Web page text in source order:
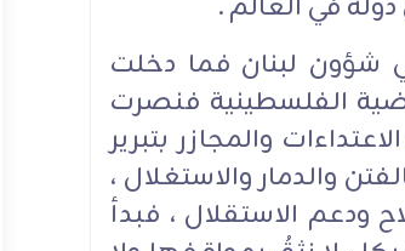
شؤون لبنان فما دخلت
الفلسطينية فنصرت
والمجازر بتبرير
والدمار والاستغلال ،
بحجة الاصلاح ودعم الاستقلال ، فبدأ